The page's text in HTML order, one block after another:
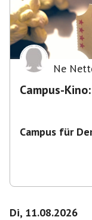
Ne
Campus-
Campus für
Di, 11.08.2026